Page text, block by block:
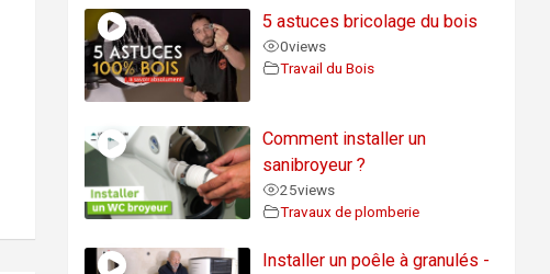
5 astuces bricolage du bois
0views
Travail du Bois
Comment installer un
sanibroyeur ?
25views
Travaux de plomberie
Installer un poêle à granulés -